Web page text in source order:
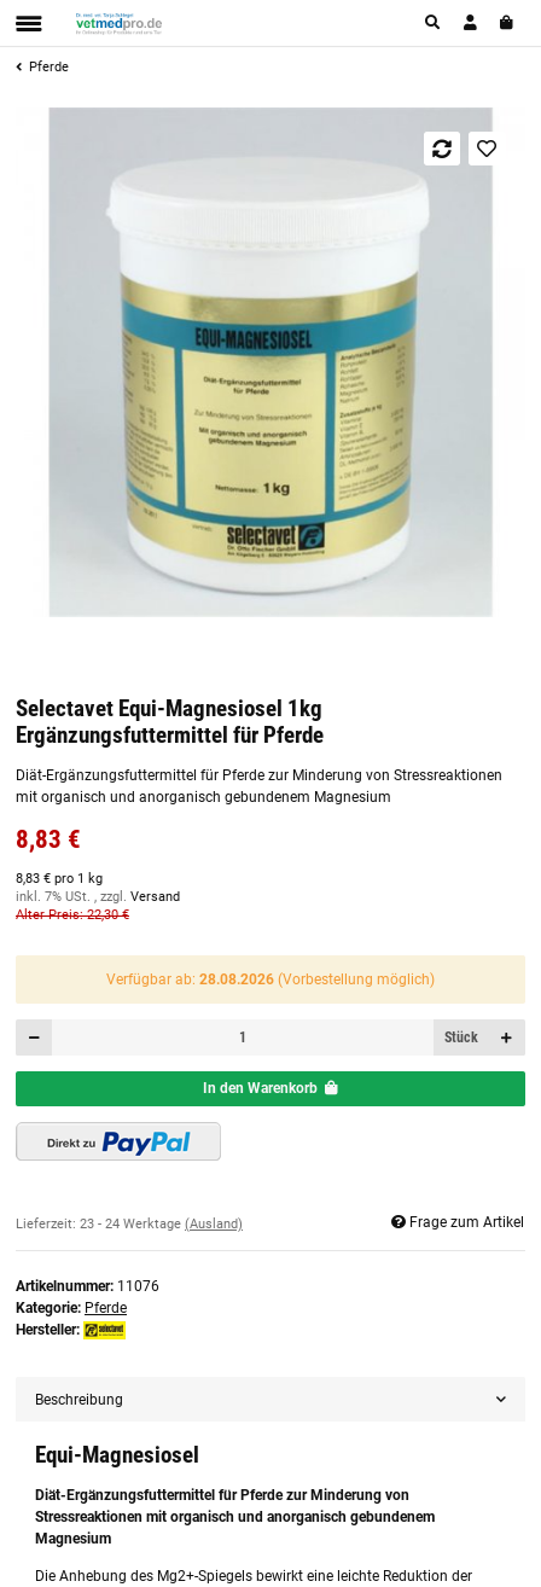
Pferde
Selectavet Equi-Magnesiosel 1kg
Ergänzungsfuttermittel für Pferde
Diät-Ergänzungsfuttermittel für Pferde zur Minderung von Stressreaktionen
mit organisch und anorganisch gebundenem Magnesium
8,83 €
8,83 € pro 1 kg
inkl. 7% USt. , zzgl. Versand
Alter Preis: 22,30 €
Verfügbar ab: 28.08.2026 (Vorbestellung möglich)
Stück
In den Warenkorb
Lieferzeit: 23 - 24 Werktage (Ausland) Frage zum Artikel
Artikelnummer: 11076
Kategorie: Pferde
Hersteller:
Beschreibung
Equi-Magnesiosel
Diät-Ergänzungsfuttermittel für Pferde zur Minderung von
Stressreaktionen mit organisch und anorganisch gebundenem
Magnesium
Die Anhebung des Mg2+-Spiegels bewirkt eine leichte Reduktion der